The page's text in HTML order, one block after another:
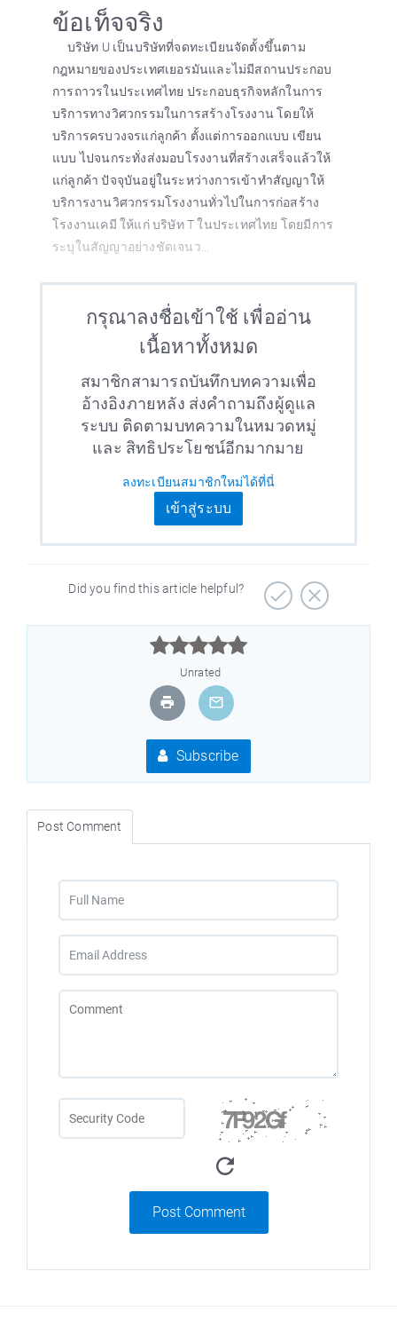
ข้อเท็จจริง
บริษัท U เป็นบริษัทที่จดทะเบียนจัดตั้งขึ้นตาม
กฎหมายของประเทศเยอรมันและไม่มีสถานประกอบ
การถาวรในประเทศไทย ประกอบธุรกิจหลักในการ
บริการทางวิศวกรรมในการสร้างโรงงาน โดยให้
บริการครบวงจรแก่ลูกค้า ตั้งแต่การออกแบบ เขียน
แบบ ไปจนกระทั่งส่งมอบโรงงานที่สร้างเสร็จแล้วให้
แก่ลูกค้า ปัจจุบันอยู่ในระหว่างการเข้าทำสัญญาให้
บริการงานวิศวกรรมโรงงานทั่วไปในการก่อสร้าง
โรงงานเคมี ให้แก่ บริษัท T ในประเทศไทย โดยมีการ
ระบุในสัญญาอย่างชัดเจนว...
กรุณาลงชื่อเข้าใช้ เพื่ออ่าน
เนื้อหาทั้งหมด
สมาชิกสามารถบันทึกบทความเพื่อ
อ้างอิงภายหลัง ส่งคำถามถึงผู้ดูแล
ระบบ ติดตามบทความในหมวดหมู่
และ สิทธิประโยชน์อีกมากมาย
ลงทะเบียนสมาชิกใหม่ได้ที่นี่
เข้าสู่ระบบ
Did you find this article helpful?



Unrated
Subscribe
Post Comment
Post Comment